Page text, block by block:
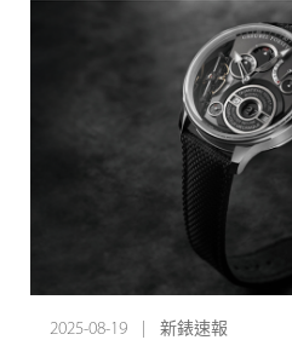
2025-08-19 | 新錶速報